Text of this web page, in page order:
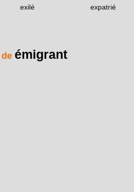
exilé expatrié
émigrant